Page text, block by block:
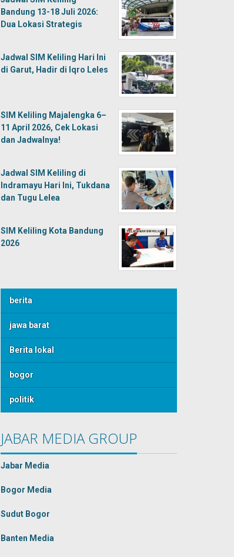
Bandung 13-18 Juli 2026:
Dua Lokasi Strategis
Jadwal SIM Keliling Hari Ini
di Garut, Hadir di Iqro Leles
SIM Keliling Majalengka 6–
11 April 2026, Cek Lokasi
dan Jadwalnya!
Jadwal SIM Keliling di
Indramayu Hari Ini, Tukdana
dan Tugu Lelea
SIM Keliling Kota Bandung
2026
berita
jawa barat
Berita lokal
bogor
politik
JABAR MEDIA GROUP
Jabar Media
Bogor Media
Sudut Bogor
Banten Media